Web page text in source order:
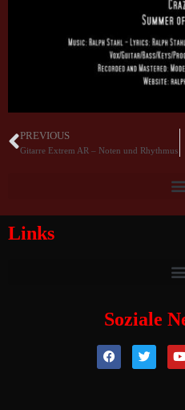
PREVIOUS
Gitarre Extrem AR – Noten und Rhythmus
Links
Soziale